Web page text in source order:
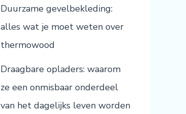
Duurzame gevelbekleding:
alles wat je moet weten over
thermowood
Draagbare opladers: waarom
ze een onmisbaar onderdeel
van het dagelijks leven worden